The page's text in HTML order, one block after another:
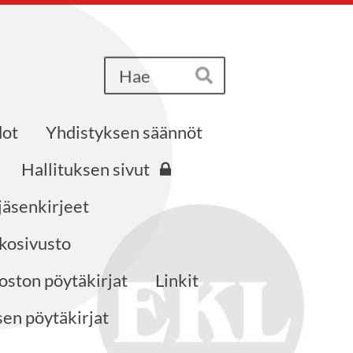
Hae
Yhdistyksen säännöt
Hallituksen sivut
pöytäkirjat
Linkit
pöytäkirjat